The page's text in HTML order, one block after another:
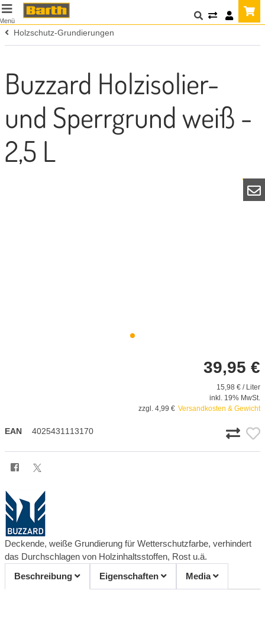
Holzschutz-Grundierungen
Buzzard Holzisolier-
und Sperrgrund weiß -
2,5 L
39,95 €
15,98 € / Liter
inkl. 19% MwSt.
zzgl. 4,99 € Versandkosten & Gewicht
EAN 4025431113170
Deckende, weiße Grundierung für Wetterschutzfarbe, verhindert
das Durchschlagen von Holzinhaltsstoffen, Rost u.ä.
Beschreibung
Eigenschaften Media